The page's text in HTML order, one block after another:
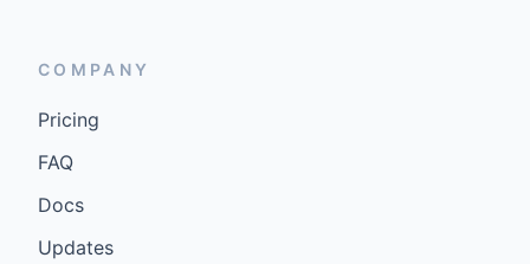
COMPANY
Pricing
FAQ
Docs
Updates